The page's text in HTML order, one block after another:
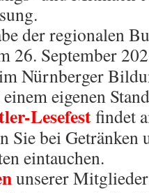
der regionalen
26. September
Nürnberger
eigenen
Lesefestfindet
Sie bei Getränken
eintauchen.
unserer